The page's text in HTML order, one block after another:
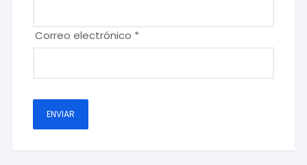
Correo electrónico *